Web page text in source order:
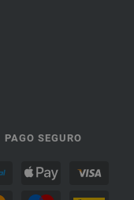
PAGO SEGURO